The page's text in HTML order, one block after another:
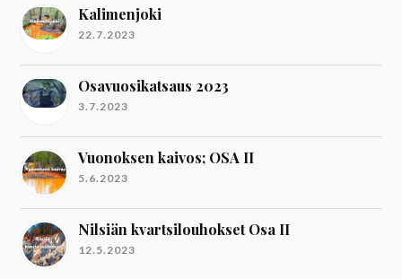
Kalimenjoki
22.7.2023
Osavuosikatsaus 2023
3.7.2023
Vuonoksen kaivos; OSA II
5.6.2023
Nilsiän kvartsilouhokset Osa II
12.5.2023